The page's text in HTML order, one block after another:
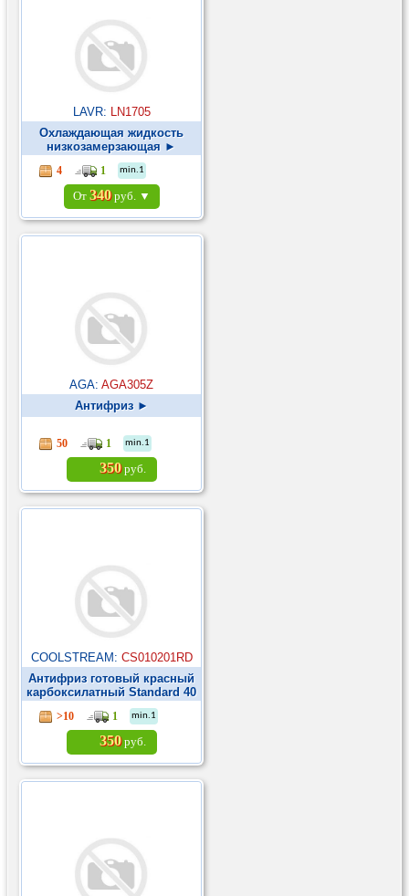
LAVR: LN1705
Охлаждающая жидкость
низкозамерзающая ►
4 1 min.1
От 340руб. ▼
AGA: AGA305Z
Антифриз ►
50 1 min.1
350руб.
COOLSTREAM: CS010201RD
Антифриз готовый красный
карбоксилатный Standard 40
G11 1кг ►
>10 1 min.1
350руб.